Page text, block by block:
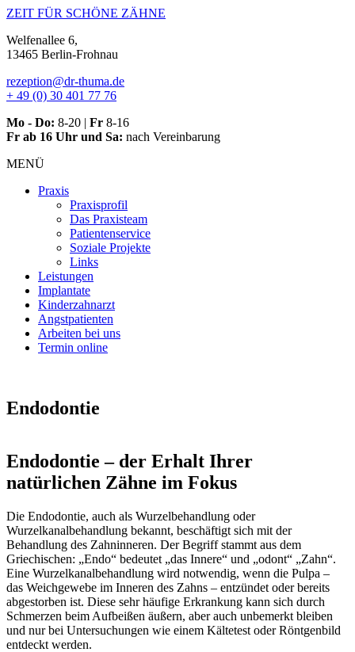
Zum
springen
ZEIT FÜR SCHÖNE ZÄHNE
Welfenallee 6,
13465 Berlin-Frohnau
rezeption@dr-thuma.de
+ 49 (0) 30 401 77 76
Mo - Do: 8-20 | Fr 8-16
Fr ab 16 Uhr und Sa: nach Vereinbarung
MENÜ
Praxis
Praxisprofil
Das Praxisteam
Patientenservice
Soziale Projekte
Links
Leistungen
Implantate
Kinderzahnarzt
Angstpatienten
Arbeiten bei uns
Termin online
Endodontie
Endodontie – der Erhalt Ihrer
natürlichen Zähne im Fokus
Die Endodontie, auch als Wurzelbehandlung oder
Wurzelkanalbehandlung bekannt, beschäftigt sich mit der
Behandlung des Zahninneren. Der Begriff stammt aus dem
Griechischen: „Endo“ bedeutet „das Innere“ und „odont“ „Zahn“.
Eine Wurzelkanalbehandlung wird notwendig, wenn die Pulpa –
das Weichgewebe im Inneren des Zahns – entzündet oder bereits
abgestorben ist. Diese sehr häufige Erkrankung kann sich durch
Schmerzen beim Aufbeißen äußern, aber auch unbemerkt bleiben
und nur bei Untersuchungen wie einem Kältetest oder Röntgenbild
entdeckt werden.